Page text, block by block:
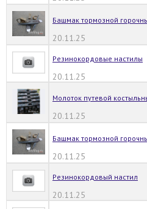
Башмак тормозной
20.11.25
Резинокордовые настилы
20.11.25
Молоток путевой
20.11.25
Башмак тормозной
20.11.25
Резинокордовый настил
20.11.25